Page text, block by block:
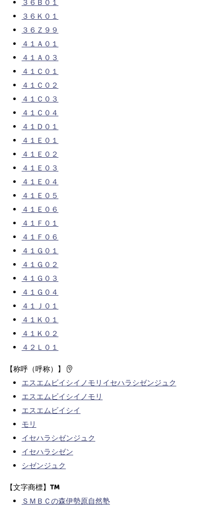
３６Ｂ０１
３６Ｋ０１
３６Ｚ９９
４１Ａ０１
４１Ａ０３
４１Ｃ０１
４１Ｃ０２
４１Ｃ０３
４１Ｃ０４
４１Ｄ０１
４１Ｅ０１
４１Ｅ０２
４１Ｅ０３
４１Ｅ０４
４１Ｅ０５
４１Ｅ０６
４１Ｆ０１
４１Ｆ０６
４１Ｇ０１
４１Ｇ０２
４１Ｇ０３
４１Ｇ０４
４１Ｊ０１
４１Ｋ０１
４１Ｋ０２
４２Ｌ０１
【称呼（呼称）】
エスエムビイシイノモリイセハラシゼンジュク
エスエムビイシイノモリ
エスエムビイシイ
モリ
イセハラシゼンジュク
イセハラシゼン
シゼンジュク
【文字商標】
ＳＭＢＣの森伊勢原自然塾